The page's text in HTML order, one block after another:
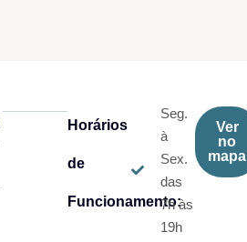
Horários
de
Funcionamento:
Seg.
à
Sex.
das
7h às
19h
Ver
no
mapa